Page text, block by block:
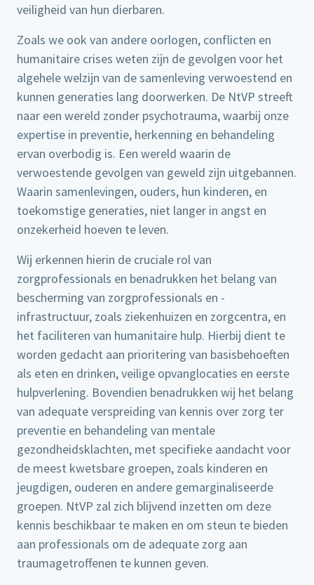
veiligheid van hun dierbaren.
Zoals we ook van andere oorlogen, conflicten en
humanitaire crises weten zijn de gevolgen voor het
algehele welzijn van de samenleving verwoestend en
kunnen generaties lang doorwerken. De NtVP streeft
naar een wereld zonder psychotrauma, waarbij onze
expertise in preventie, herkenning en behandeling
ervan overbodig is. Een wereld waarin de
verwoestende gevolgen van geweld zijn uitgebannen.
Waarin samenlevingen, ouders, hun kinderen, en
toekomstige generaties, niet langer in angst en
onzekerheid hoeven te leven.
Wij erkennen hierin de cruciale rol van
zorgprofessionals en benadrukken het belang van
bescherming van zorgprofessionals en -
infrastructuur, zoals ziekenhuizen en zorgcentra, en
het faciliteren van humanitaire hulp. Hierbij dient te
worden gedacht aan prioritering van basisbehoeften
als eten en drinken, veilige opvanglocaties en eerste
hulpverlening. Bovendien benadrukken wij het belang
van adequate verspreiding van kennis over zorg ter
preventie en behandeling van mentale
gezondheidsklachten, met specifieke aandacht voor
de meest kwetsbare groepen, zoals kinderen en
jeugdigen, ouderen en andere gemarginaliseerde
groepen. NtVP zal zich blijvend inzetten om deze
kennis beschikbaar te maken en om steun te bieden
aan professionals om de adequate zorg aan
traumagetroffenen te kunnen geven.